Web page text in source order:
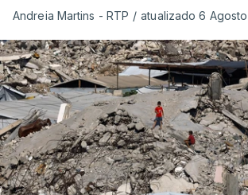
Andreia Martins - RTP / atualizado 6